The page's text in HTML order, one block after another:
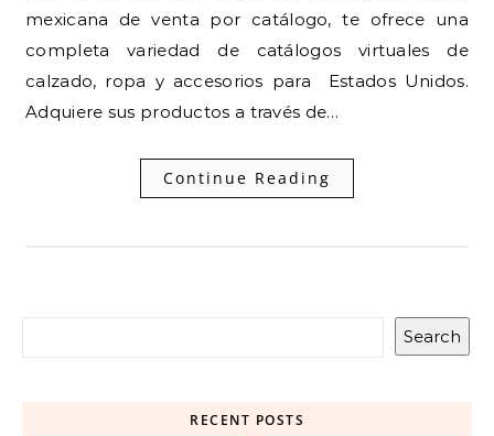
mexicana de venta por catálogo, te ofrece una
completa variedad de catálogos virtuales de
calzado, ropa y accesorios para Estados Unidos.
Adquiere sus productos a través de…
Continue Reading
Search
RECENT POSTS